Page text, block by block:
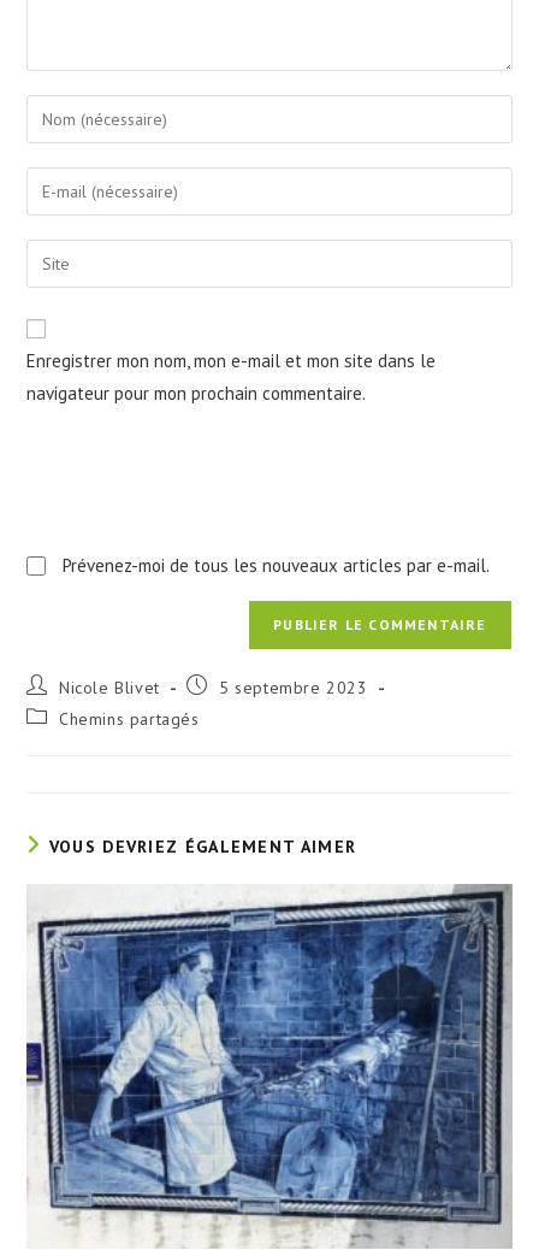
Enter
your
name
comment
Enter
your
email
address
Saisir
l’URL
votre
site
(facultatif)
Enregistrer mon nom, mon e-mail et mon site dans le
navigateur pour mon prochain commentaire.
Prévenez-moi de tous les nouveaux articles par e-mail.
Auteur/autrice
de
la
Nicole Blivet
Publication
5 septembre 2023
Post Chemins partagés
VOUS DEVRIEZ ÉGALEMENT AIMER